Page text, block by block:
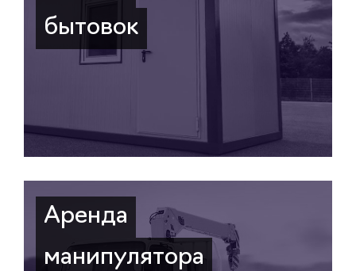
бытовок
Аренда
манипулятора